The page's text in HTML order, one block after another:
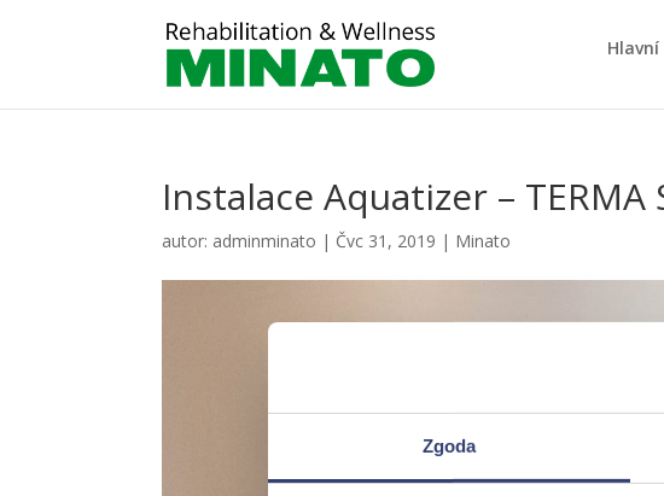
Zgoda
Instalace Aquatizer –
autor: adminminato | Čvc 31, 2019 | Minato